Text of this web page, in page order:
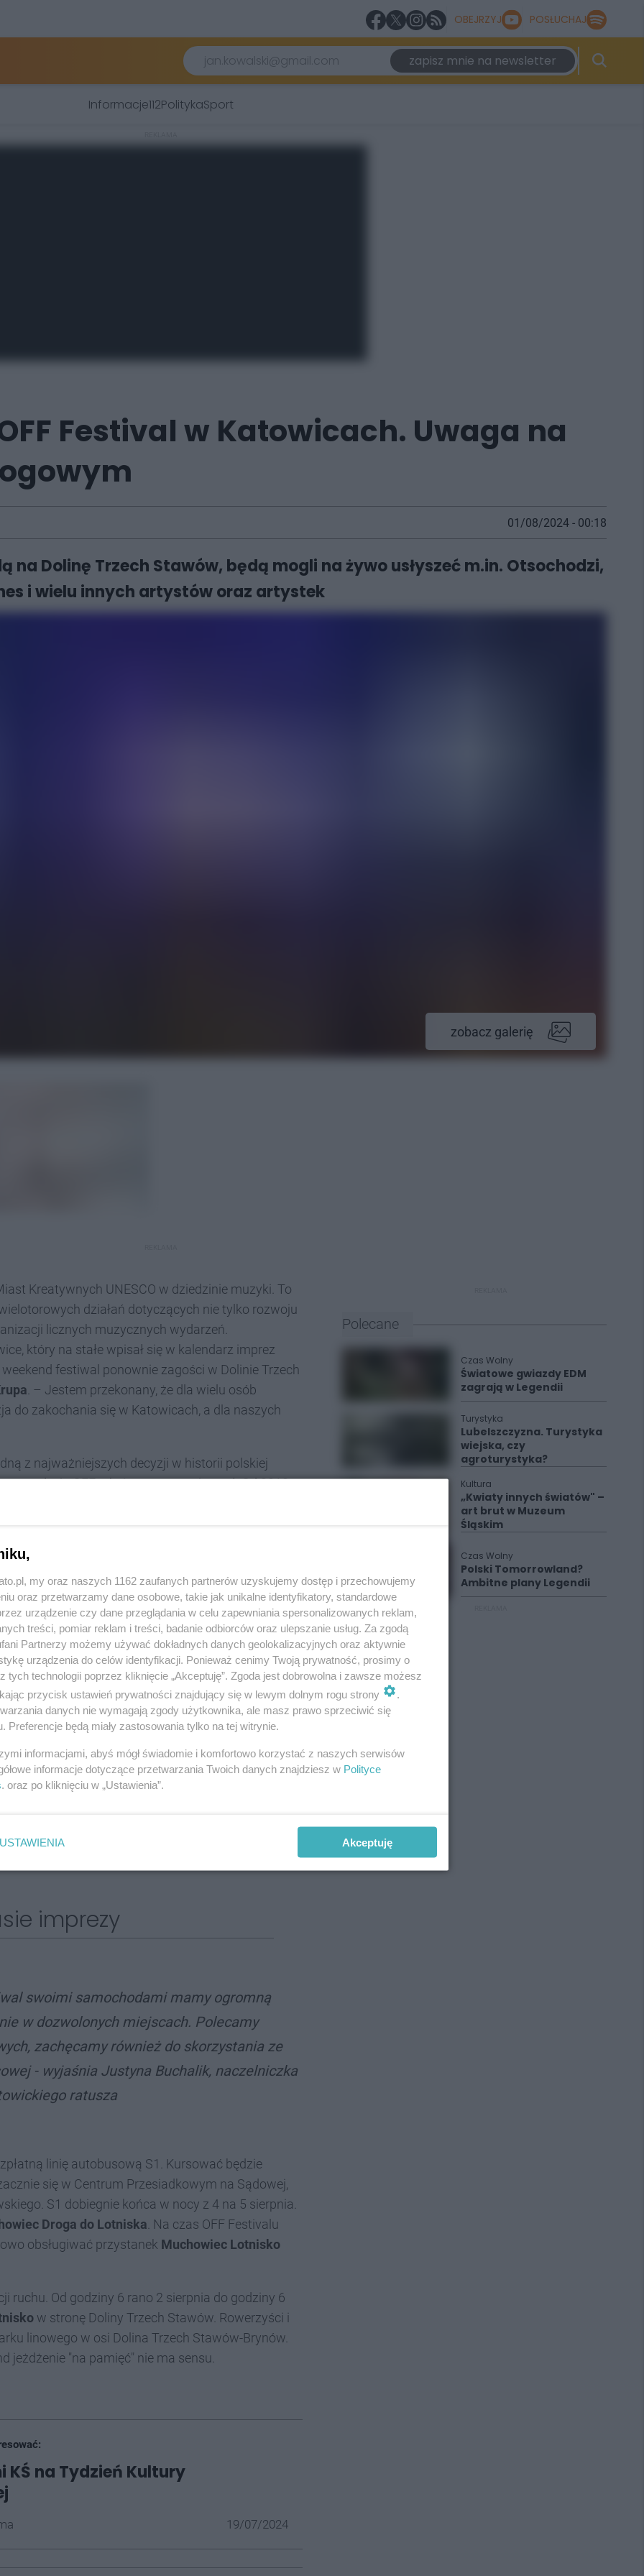
OBEJRZYJ POSŁUCHAJ
zapisz mnie na newsletter
Informacje112PolitykaSport
Festival w Katowicach. Uwaga na
01/08/2024 - 00:18
na Dolinę Trzech Stawów, będą mogli na żywo usłyszeć m.in. Otsochodzi,
i wielu innych artystów oraz artystek
zobacz galerię
Kreatywnych UNESCO w dziedzinie muzyki. To
działań dotyczących nie tylko rozwoju
licznych muzycznych wydarzeń.
który na stałe wpisał się w kalendarz imprez
festiwal ponownie zagości w Dolinie Trzech
. – Jestem przekonany, że dla wielu osób
do zakochania się w Katowicach, a dla naszych
z najważniejszych decyzji w historii polskiej
edycja OFF, a którą on zorganizował. Od 2010 r.
dorobić się łatki jednego z najlepszych festiwali
i
najróżniejsze gatunki i podgatunki
szeroka.
debiutujeBLIK Open Stage, czyli scena, na której
były wokalista Myslovitz
od 2010 odbywa się w Katowicach w Dolinie
na sześciu scenach. Zagrają m.in. GRACE
SEVDALIZA, BAXTER DURY, MOUNT
Łonę, Otsochodzi, pojawią się Siema Ziemia,
imprezy
swoimi samochodami mamy ogromną
w dozwolonych miejscach. Polecamy
zachęcamy również do skorzystania ze
- wyjaśnia Justyna Buchalik, naczelniczka
ratusza
linię autobusową S1. Kursować będzie
się w Centrum Przesiadkowym na Sądowej,
S1 dobiegnie końca w nocy z 4 na 5 sierpnia.
Droga do Lotniska . Na czas OFF Festivalu
obsługiwać przystanek Muchowiec Lotnisko
ruchu. Od godziny 6 rano 2 sierpnia do godziny 6
w stronę Doliny Trzech Stawów. Rowerzyści i
linowego w osi Dolina Trzech Stawów-Brynów.
jeżdżenie "na pamięć" nie ma sensu.
KŚ na Tydzień Kultury
19/07/2024
Polecane
Czas Wolny
Światowe gwiazdy EDM
zagrają w Legendii
Turystyka
Lubelszczyzna. Turystyka
wiejska, czy
agroturystyka?
Kultura
„Kwiaty innych światów" –
art brut w Muzeum
Śląskim
Czas Wolny
Polski Tomorrowland?
Ambitne plany Legendii
my oraz naszych 1162 zaufanych partnerów uzyskujemy dostęp i przechowujemy
oraz przetwarzamy dane osobowe, takie jak unikalne identyfikatory, standardowe
urządzenie czy dane przeglądania w celu zapewniania spersonalizowanych reklam,
treści, pomiar reklam i treści, badanie odbiorców oraz ulepszanie usług. Za zgodą
Partnerzy możemy używać dokładnych danych geolokalizacyjnych oraz aktywnie
urządzenia do celów identyfikacji. Ponieważ cenimy Twoją prywatność, prosimy o
tych technologii poprzez kliknięcie „Akceptuję”. Zgoda jest dobrowolna i zawsze możesz
przycisk ustawień prywatności znajdujący się w lewym dolnym rogu strony
.
danych nie wymagają zgody użytkownika, ale masz prawo sprzeciwić się
Preferencje będą miały zastosowania tylko na tej witrynie.
informacjami, abyś mógł świadomie i komfortowo korzystać z naszych serwisów
informacje dotyczące przetwarzania Twoich danych znajdziesz w Polityce
. oraz po kliknięciu w „Ustawienia”.
USTAWIENIA Akceptuję